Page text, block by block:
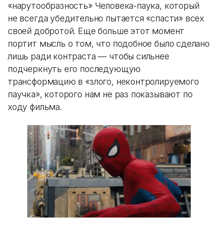
«нарутообразность» Человека-паука, который
не всегда убедительно пытается «спасти» всех
своей добротой. Еще больше этот момент
портит мысль о том, что подобное было сделано
лишь ради контраста — чтобы сильнее
подчеркнуть его последующую
трансформацию в «злого, неконтролируемого
паучка», которого нам не раз показывают по
ходу фильма.